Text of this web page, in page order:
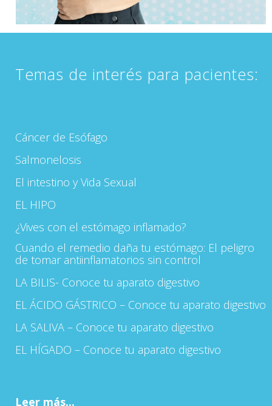
Temas de interés para pacientes:
Cáncer de Esófago
Salmonelosis
El intestino y Vida Sexual
EL HIPO
¿Vives con el estómago inflamado?
Cuando el remedio daña tu estómago: El peligro
de tomar antiinflamatorios sin control
LA BILIS- Conoce tu aparato digestivo
EL ÁCIDO GÁSTRICO – Conoce tu aparato digestivo
LA SALIVA – Conoce tu aparato digestivo
EL HÍGADO – Conoce tu aparato digestivo
Leer más...